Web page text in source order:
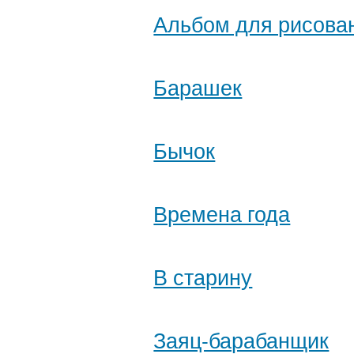
Альбом для
Барашек
Бычок
Времена года
В старину
Заяц-барабанщик